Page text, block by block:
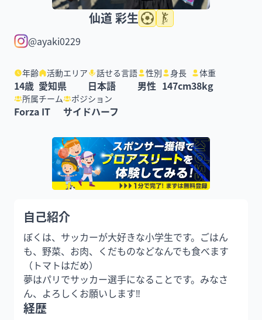
仙道 彩生
@ayaki0229
年齢
14歳
活動エリア
愛知県
話せる言語
日本語
性別
男性
身長
147cm
体重
38kg
所属チーム
Forza IT
ポジション
サイドハーフ
自己紹介
ぼくは、サッカーが大好きな小学生です。ごはん
も、野菜、お肉、くだものなどなんでも食べます
（トマトはだめ）
夢はパリでサッカー選手になることです。みなさ
ん、よろしくお願いします‼︎
経歴